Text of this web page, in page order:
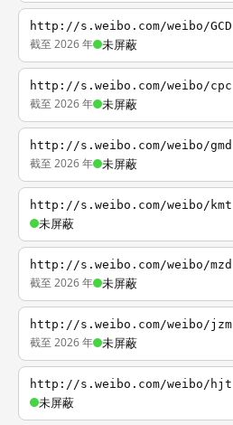
http://s.weibo.com/weibo/GCD
截至 2026 年 未屏蔽
http://s.weibo.com/weibo/cpc
截至 2026 年 未屏蔽
http://s.weibo.com/weibo/gmd
截至 2026 年 未屏蔽
http://s.weibo.com/weibo/kmt
未屏蔽
http://s.weibo.com/weibo/mzd
截至 2026 年 未屏蔽
http://s.weibo.com/weibo/jzm
截至 2026 年 未屏蔽
http://s.weibo.com/weibo/hjt
未屏蔽